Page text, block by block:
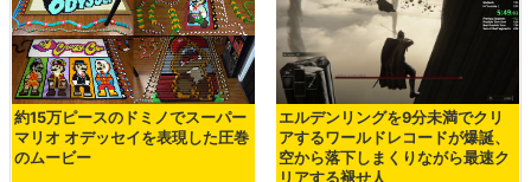
約15万ピースのドミノでスーパー
マリオ オデッセイを表現した圧巻
のムービー
エルデンリングを9分未満でクリ
アするワールドレコードが爆誕、
空から落下しまくりながら最速ク
リアする褪せ人